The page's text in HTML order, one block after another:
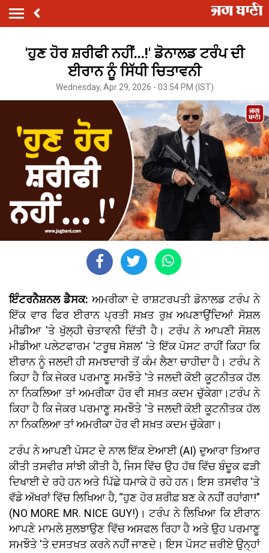
'ਹੁਣ ਹੋਰ ਸ਼ਰੀਫੀ ਨਹੀਂ...!' ਡੋਨਾਲਡ ਟਰੰਪ ਦੀ
ਈਰਾਨ ਨੂੰ ਸਿੱਧੀ ਚਿਤਾਵਨੀ
Wednesday, Apr 29, 2026 - 03:54 PM (IST)
ਇੰਟਰਨੈਸ਼ਨਲ ਡੈਸਕ: ਅਮਰੀਕਾ ਦੇ ਰਾਸ਼ਟਰਪਤੀ ਡੋਨਾਲਡ ਟਰੰਪ ਨੇ
ਇੱਕ ਵਾਰ ਫਿਰ ਈਰਾਨ ਪ੍ਰਤੀ ਸਖ਼ਤ ਰੁਖ਼ ਅਪਣਾਉਂਦਿਆਂ ਸੋਸ਼ਲ
ਮੀਡੀਆ 'ਤੇ ਖੁੱਲ੍ਹੀ ਚੇਤਾਵਨੀ ਦਿੱਤੀ ਹੈ। ਟਰੰਪ ਨੇ ਆਪਣੀ ਸੋਸ਼ਲ
ਮੀਡੀਆ ਪਲੇਟਫਾਰਮ 'ਟਰੂਥ ਸੋਸ਼ਲ' 'ਤੇ ਇੱਕ ਪੋਸਟ ਰਾਹੀਂ ਕਿਹਾ ਕਿ
ਈਰਾਨ ਨੂੰ ਜਲਦੀ ਹੀ ਸਮਝਦਾਰੀ ਤੋਂ ਕੰਮ ਲੈਣਾ ਚਾਹੀਦਾ ਹੈ। ਟਰੰਪ ਨੇ
ਕਿਹਾ ਹੈ ਕਿ ਜੇਕਰ ਪਰਮਾਣੂ ਸਮਝੌਤੇ 'ਤੇ ਜਲਦੀ ਕੋਈ ਕੂਟਨੀਤਕ ਹੱਲ
ਨਾ ਨਿਕਲਿਆ ਤਾਂ ਅਮਰੀਕਾ ਹੋਰ ਵੀ ਸਖ਼ਤ ਕਦਮ ਚੁੱਕੇਗਾ।ਟਰੰਪ ਨੇ
ਕਿਹਾ ਹੈ ਕਿ ਜੇਕਰ ਪਰਮਾਣੂ ਸਮਝੌਤੇ 'ਤੇ ਜਲਦੀ ਕੋਈ ਕੂਟਨੀਤਕ ਹੱਲ
ਨਾ ਨਿਕਲਿਆ ਤਾਂ ਅਮਰੀਕਾ ਹੋਰ ਵੀ ਸਖ਼ਤ ਕਦਮ ਚੁੱਕੇਗਾ।
ਟਰੰਪ ਨੇ ਆਪਣੀ ਪੋਸਟ ਦੇ ਨਾਲ ਇੱਕ ਏਆਈ (AI) ਦੁਆਰਾ ਤਿਆਰ
ਕੀਤੀ ਤਸਵੀਰ ਸਾਂਝੀ ਕੀਤੀ ਹੈ, ਜਿਸ ਵਿੱਚ ਉਹ ਹੱਥ ਵਿੱਚ ਬੰਦੂਕ ਫੜੀ
ਦਿਖਾਈ ਦੇ ਰਹੇ ਹਨ ਅਤੇ ਪਿੱਛੇ ਧਮਾਕੇ ਹੋ ਰਹੇ ਹਨ। ਇਸ ਤਸਵੀਰ 'ਤੇ
ਵੱਡੇ ਅੱਖਰਾਂ ਵਿੱਚ ਲਿਖਿਆ ਹੈ, “ਹੁਣ ਹੋਰ ਸ਼ਰੀਫ਼ ਬਣ ਕੇ ਨਹੀਂ ਰਹਾਂਗਾ!”
(NO MORE MR. NICE GUY!)। ਟਰੰਪ ਨੇ ਲਿਖਿਆ ਕਿ ਈਰਾਨ
ਆਪਣੇ ਮਾਮਲੇ ਸੁਲਝਾਉਣ ਵਿੱਚ ਅਸਫਲ ਰਿਹਾ ਹੈ ਅਤੇ ਉਹ ਪਰਮਾਣੂ
ਸਮਝੌਤੇ 'ਤੇ ਦਸਤਖਤ ਕਰਨੇ ਨਹੀਂ ਜਾਣਦੇ। ਇਸ ਪੋਸਟ ਜ਼ਰੀਏ ਉਨ੍ਹਾਂ